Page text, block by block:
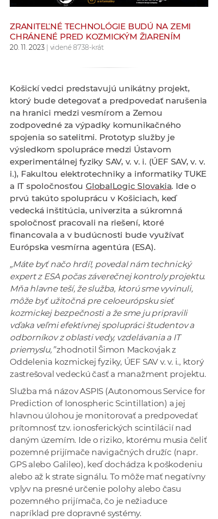
e
p
v
n
c
h
a
r
c
v
n
í
o
c
h
A
V
ZRANITEĽNÉ TECHNOLÓGIE BUDÚ NA ZEMI
CHRÁNENÉ PRED KOZMICKÝM ŽIARENÍM
20. 11. 2023 | videné 8738-krát
Košickí vedci predstavujú unikátny projekt,
ktorý bude detegovať a predpovedať narušenia
na hranici medzi vesmírom a Zemou
zodpovedné za výpadky komunikačného
spojenia so satelitmi. Prototyp služby je
výsledkom spolupráce medzi Ústavom
experimentálnej fyziky SAV, v. v. i. (ÚEF SAV, v. v.
i.), Fakultou elektrotechniky a informatiky TUKE
a IT spoločnosťou GlobalLogic Slovakia. Ide o
prvú takúto spoluprácu v Košiciach, keď
vedecká inštitúcia, univerzita a súkromná
spoločnosť pracovali na riešení, ktoré
financovala a v budúcnosti bude využívať
Európska vesmírna agentúra (ESA).
„Máte byť načo hrdí!, povedal nám technický
expert z ESA počas záverečnej kontroly projektu.
Mňa hlavne teší, že služba, ktorú sme vyvinuli,
môže byť užitočná pre celoeurópsku sieť
kozmickej bezpečnosti a že sme ju pripravili
vďaka veľmi efektívnej spolupráci študentov a
odborníkov z oblasti vedy, vzdelávania a IT
priemyslu,”zhodnotil Šimon Mackovjak z
Oddelenia kozmickej fyziky, ÚEF SAV v. v. i., ktorý
zastrešoval vedeckú časť a manažment projektu.
Služba má názov ASPIS (Autonomous Service for
Prediction of Ionospheric Scintillation) a jej
hlavnou úlohou je monitorovať a predpovedať
prítomnosť tzv. ionosferických scintilácií nad
daným územím. Ide o riziko, ktorému musia čeliť
pozemné prijímače navigačných družíc (napr.
GPS alebo Galileo), keď dochádza k poškodeniu
alebo až k strate signálu. To môže mať negatívny
vplyv na presné určenie polohy alebo času
pozemného prijímača, čo je nežiaduce
napríklad pre dopravné systémy.